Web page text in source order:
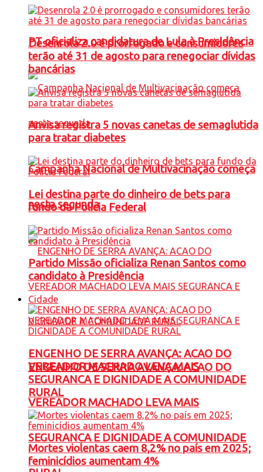
PT oficializa candidatura de Lula à Presidência
Campanha Nacional de Multivacinação começa
nesta segunda
ENGENHO DE SERRA AVANÇA: ACAO DO
VEREADOR MACHADO LEVA MAIS
SEGURANCA E DIGNIDADE A COMUNIDADE
Desenrola 2.0 é prorrogado e consumidores
terão até 31 de agosto para renegociar dívidas
bancárias
Anvisa registra 5 novas canetas de semaglutida
para tratar diabetes
Lei destina parte do dinheiro de bets para
fundo da Polícia Federal
Partido Missão oficializa Renan Santos como
candidato à Presidência
Cidade
ENGENHO DE SERRA AVANÇA: ACAO DO
VEREADOR MACHADO LEVA MAIS
SEGURANCA E DIGNIDADE A COMUNIDADE
RURAL
Mortes violentas caem 8,2% no país em 2025;
feminicídios aumentam 4%